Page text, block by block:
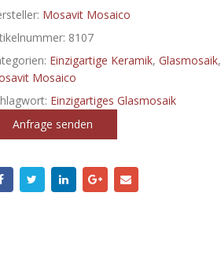
Mosavit Mosaico
8107
Einzigartige Keramik, Glasmosaik,
Mosaico
Einzigartiges Glasmosaik
Anfrage senden